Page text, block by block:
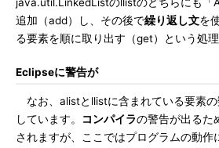
追加（add）し、その後で繰り返し文を
る要素を順に取り出す（get）という処理
Eclipseに警告が
なお、alistとllistに含まれている要素
しています。
コンパイラの警告が出るた
されますが、ここではプログラムの動作